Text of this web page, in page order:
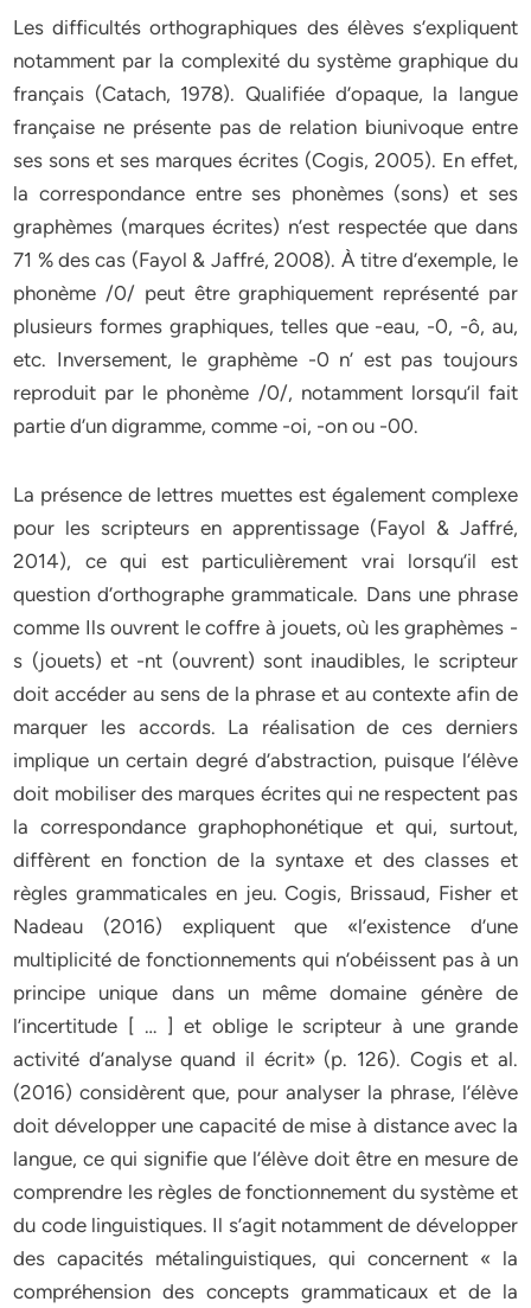
Les difficultés orthographiques des élèves s’expliquent
notamment par la complexité du système graphique du
français (Catach, 1978). Qualifiée d’opaque, la langue
française ne présente pas de relation biunivoque entre
ses sons et ses marques écrites (Cogis, 2005). En effet,
la correspondance entre ses phonèmes (sons) et ses
graphèmes (marques écrites) n’est respectée que dans
71 % des cas (Fayol & Jaffré, 2008). À titre d’exemple, le
phonème /0/ peut être graphiquement représenté par
plusieurs formes graphiques, telles que -eau, -0, -ô, au,
etc. Inversement, le graphème -0 n’ est pas toujours
reproduit par le phonème /0/, notamment lorsqu’il fait
partie d’un digramme, comme -oi, -on ou -00.
La présence de lettres muettes est également complexe
pour les scripteurs en apprentissage (Fayol & Jaffré,
2014), ce qui est particulièrement vrai lorsqu’il est
question d’orthographe grammaticale. Dans une phrase
comme Ils ouvrent le coffre à jouets, où les graphèmes -
s (jouets) et -nt (ouvrent) sont inaudibles, le scripteur
doit accéder au sens de la phrase et au contexte afin de
marquer les accords. La réalisation de ces derniers
implique un certain degré d’abstraction, puisque l’élève
doit mobiliser des marques écrites qui ne respectent pas
la correspondance graphophonétique et qui, surtout,
diffèrent en fonction de la syntaxe et des classes et
règles grammaticales en jeu. Cogis, Brissaud, Fisher et
Nadeau (2016) expliquent que «l’existence d’une
multiplicité de fonctionnements qui n’obéissent pas à un
principe unique dans un même domaine génère de
l’incertitude [ … ] et oblige le scripteur à une grande
activité d’analyse quand il écrit» (p. 126). Cogis et al.
(2016) considèrent que, pour analyser la phrase, l’élève
doit développer une capacité de mise à distance avec la
langue, ce qui signifie que l’élève doit être en mesure de
comprendre les règles de fonctionnement du système et
du code linguistiques. Il s’agit notamment de développer
des capacités métalinguistiques, qui concernent « la
compréhension des concepts grammaticaux et de la